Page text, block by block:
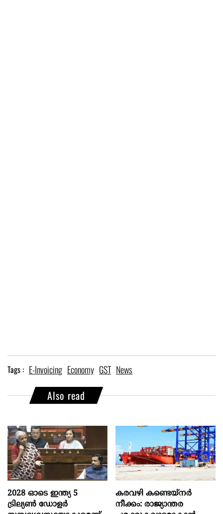
Tags : E-Invoicing Economy GST News
Also read
2028 ഓടെ ഇന്ത്യ 5
ട്രില്യണ്‍ ഡോളര്‍
കരവഴി കണ്ടെയ്നർ
നീക്കം: രാജ്യാന്തര